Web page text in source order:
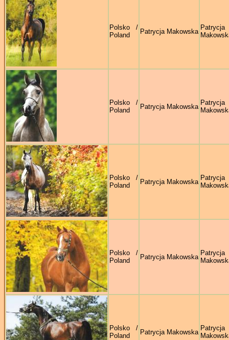
Polsko /
Poland
Patrycja Makowska
Patrycja
Polsko /
Poland
Patrycja Makowska
Patrycja
Polsko /
Poland
Patrycja Makowska
Patrycja
Polsko /
Poland
Patrycja Makowska
Patrycja
Polsko /
Poland
Patrycja Makowska
Patrycja